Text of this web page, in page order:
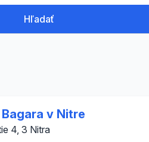
Hľadať
v Nitre
4, 3 Nitra